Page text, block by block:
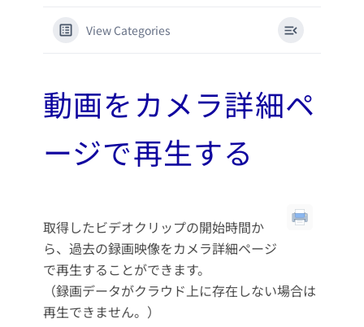
View Categories
動画をカメラ詳細ペ
ージで再生する
取得したビデオクリップの開始時間か
ら、過去の録画映像をカメラ詳細ページ
で再生することができます。
（録画データがクラウド上に存在しない場合は
再生できません。）